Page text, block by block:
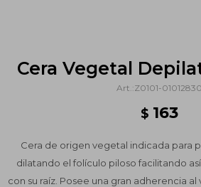
Cera Vegetal
Z0101-01012830
$ 163
Cera de origen vegetal indicada para
dilatando el folículo piloso facilitando
con su raíz. Posee una gran adherencia al